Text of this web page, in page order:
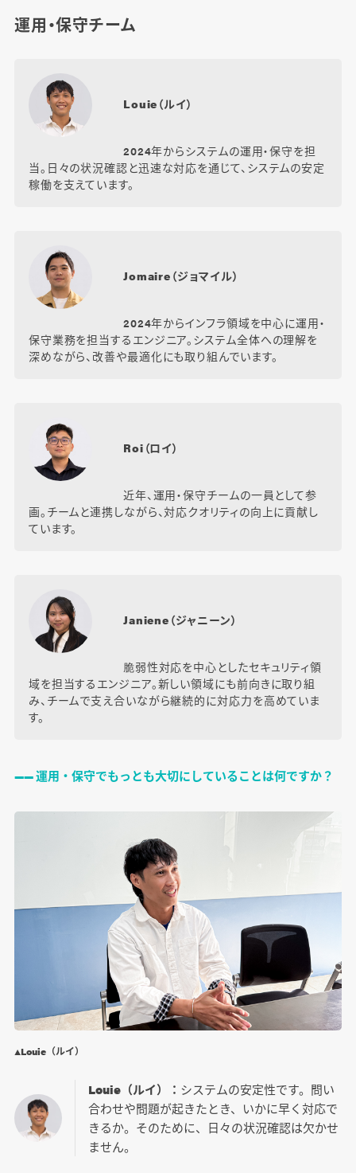
運用・保守チーム
Louie（ルイ）
2024年からシステムの運用・保守を担
当。日々の状況確認と迅速な対応を通じて、システムの安定
稼働を支えています。
Jomaire（ジョマイル）
2024年からインフラ領域を中心に運用・
保守業務を担当するエンジニア。システム全体への理解を
深めながら、改善や最適化にも取り組んでいます。
Roi（ロイ）
近年、運用・保守チームの一員として参
画。チームと連携しながら、対応クオリティの向上に貢献し
ています。
Janiene（ジャニーン）
脆弱性対応を中心としたセキュリティ領
域を担当するエンジニア。新しい領域にも前向きに取り組
み、チームで支え合いながら継続的に対応力を高めていま
す。
―― 運用・保守でもっとも大切にしていることは何ですか？
▲Louie（ルイ）
Louie（ルイ）： システムの安定性です。問い
合わせや問題が起きたとき、いかに早く対応で
きるか。そのために、日々の状況確認は欠かせ
ません。